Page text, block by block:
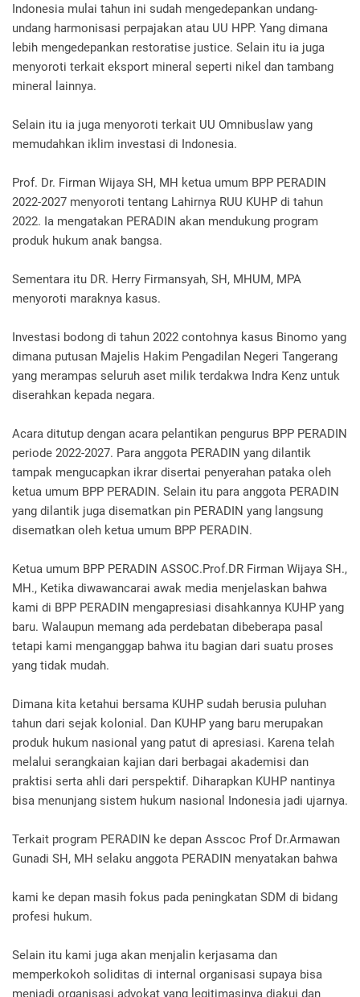
Indonesia mulai tahun ini sudah mengedepankan undang-
undang harmonisasi perpajakan atau UU HPP. Yang dimana
lebih mengedepankan restoratise justice. Selain itu ia juga
menyoroti terkait eksport mineral seperti nikel dan tambang
mineral lainnya.
Selain itu ia juga menyoroti terkait UU Omnibuslaw yang
memudahkan iklim investasi di Indonesia.
Prof. Dr. Firman Wijaya SH, MH ketua umum BPP PERADIN
2022-2027 menyoroti tentang Lahirnya RUU KUHP di tahun
2022. Ia mengatakan PERADIN akan mendukung program
produk hukum anak bangsa.
Sementara itu DR. Herry Firmansyah, SH, MHUM, MPA
menyoroti maraknya kasus.
Investasi bodong di tahun 2022 contohnya kasus Binomo yang
dimana putusan Majelis Hakim Pengadilan Negeri Tangerang
yang merampas seluruh aset milik terdakwa Indra Kenz untuk
diserahkan kepada negara.
Acara ditutup dengan acara pelantikan pengurus BPP PERADIN
periode 2022-2027. Para anggota PERADIN yang dilantik
tampak mengucapkan ikrar disertai penyerahan pataka oleh
ketua umum BPP PERADIN. Selain itu para anggota PERADIN
yang dilantik juga disematkan pin PERADIN yang langsung
disematkan oleh ketua umum BPP PERADIN.
Ketua umum BPP PERADIN ASSOC.Prof.DR Firman Wijaya SH.,
MH., Ketika diwawancarai awak media menjelaskan bahwa
kami di BPP PERADIN mengapresiasi disahkannya KUHP yang
baru. Walaupun memang ada perdebatan dibeberapa pasal
tetapi kami menganggap bahwa itu bagian dari suatu proses
yang tidak mudah.
Dimana kita ketahui bersama KUHP sudah berusia puluhan
tahun dari sejak kolonial. Dan KUHP yang baru merupakan
produk hukum nasional yang patut di apresiasi. Karena telah
melalui serangkaian kajian dari berbagai akademisi dan
praktisi serta ahli dari perspektif. Diharapkan KUHP nantinya
bisa menunjang sistem hukum nasional Indonesia jadi ujarnya.
Terkait program PERADIN ke depan Asscoc Prof Dr.Armawan
Gunadi SH, MH selaku anggota PERADIN menyatakan bahwa
kami ke depan masih fokus pada peningkatan SDM di bidang
profesi hukum.
Selain itu kami juga akan menjalin kerjasama dan
memperkokoh soliditas di internal organisasi supaya bisa
menjadi organisasi advokat yang legitimasinya diakui dan